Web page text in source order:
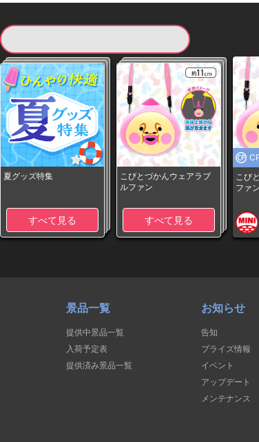
夏グッズ特集
すべて見る
こびとづかんウェアラブ
ルファン
すべて見る
こび
ファン
景品一覧
提供中景品一覧
入荷予定表
提供済み景品一覧
お知らせ
告知
プライズ情報
イベント
アップデート
メンテナンス